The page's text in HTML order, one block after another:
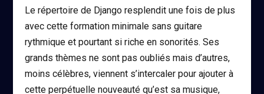
Le répertoire de Django resplendit une fois de plus
avec cette formation minimale sans guitare
rythmique et pourtant si riche en sonorités. Ses
grands thèmes ne sont pas oubliés mais d’autres,
moins célèbres, viennent s’intercaler pour ajouter à
cette perpétuelle nouveauté qu’est sa musique,